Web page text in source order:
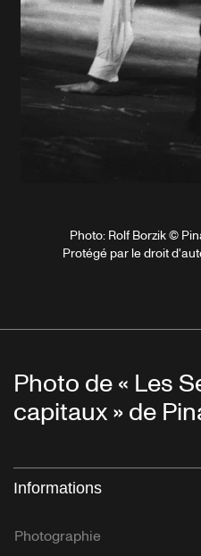
Photo: Rolf Borzik ©
Protégé par le droit
Photo de « Les
capitaux » de
Informations
Photographie